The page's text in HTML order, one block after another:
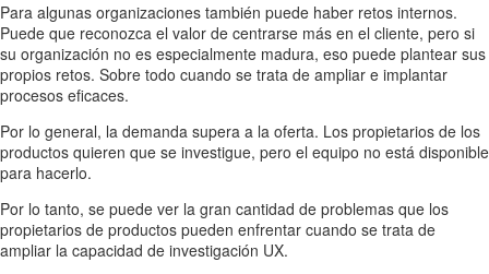
Para algunas organizaciones también puede haber retos internos.
Puede que reconozca el valor de centrarse más en el cliente, pero si
su organización no es especialmente madura, eso puede plantear sus
propios retos. Sobre todo cuando se trata de ampliar e implantar
procesos eficaces.
Por lo general, la demanda supera a la oferta. Los propietarios de los
productos quieren que se investigue, pero el equipo no está disponible
para hacerlo.
Por lo tanto, se puede ver la gran cantidad de problemas que los
propietarios de productos pueden enfrentar cuando se trata de
ampliar la capacidad de investigación UX.